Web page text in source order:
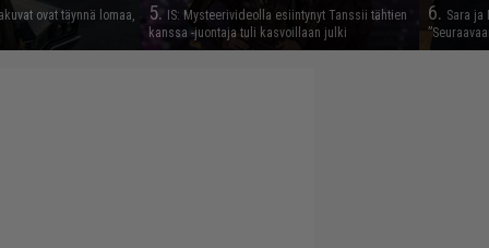
ovat täynnä lomaa,
5.
IS: Mysteerivideolla esiintynyt Tanssii tähtien
kanssa -juontaja tuli kasvoillaan julki
6. Sara ja